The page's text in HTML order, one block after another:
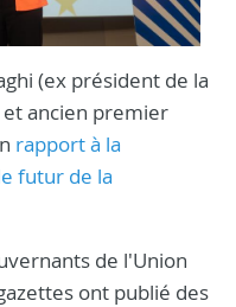
(ex président de la
ancien premier
rapport à la
futur de la
de l'Union
ont publié des